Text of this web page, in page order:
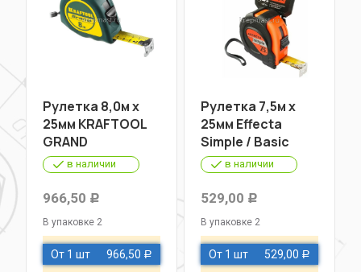
Рулетка 8,0м х
25мм KRAFTOOL
GRAND
в наличии
966,50 Р
В упаковке 2
От 1 шт 966,50 Р
Рулетка 7,5м х
25мм Effecta
Simple / Basic
в наличии
529,00 Р
В упаковке 2
От 1 шт 529,00 Р